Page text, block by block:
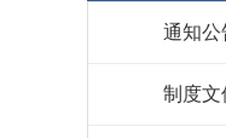
通知公
制度文